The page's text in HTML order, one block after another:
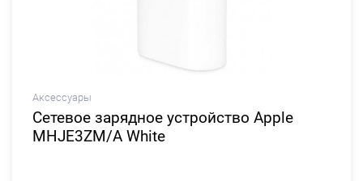
Аксессуары
Сетевое зарядное устройство Apple
MHJE3ZM/A White